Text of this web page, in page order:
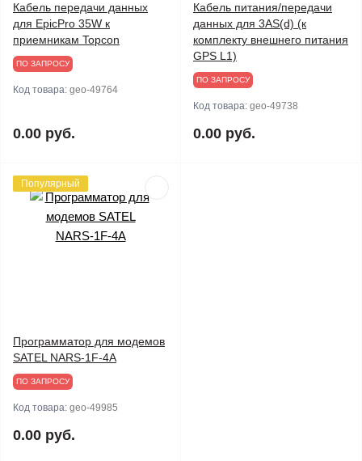
Кабель передачи данных
для EpicPro 35W к
приемникам Topcon
ПО ЗАПРОСУ
Код товара: geo-49764
0.00 руб.
Кабель питания/передачи
данных для 3AS(d) (к
комплекту внешнего питания
GPS L1)
ПО ЗАПРОСУ
Код товара: geo-49738
0.00 руб.
Популярный
Программатор для модемов
SATEL NARS-1F-4A
ПО ЗАПРОСУ
Код товара: geo-49985
0.00 руб.